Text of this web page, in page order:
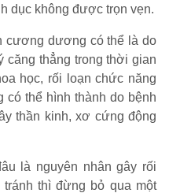
dục không được trọn vẹn.
dương có thể là do
căng thẳng trong thời gian
học, rối loạn chức năng
có thể hình thành do bệnh
thần kinh, xơ cứng động
là nguyên nhân gây rối
thì đừng bỏ qua một